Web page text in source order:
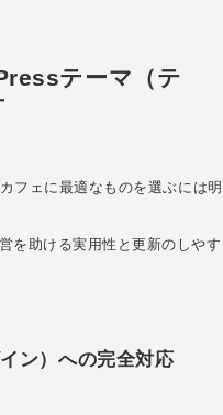
テーマ（テ
フェに最適なものを選ぶには明
を助ける実用性と更新のしやす
ン）への完全対応